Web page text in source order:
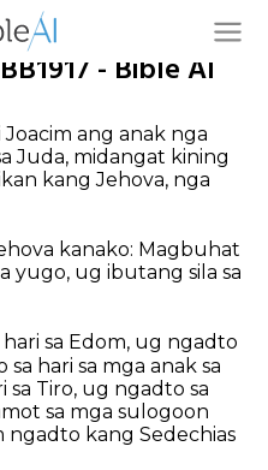
- Bible AI
ang anak nga
Juda, midangat kining
kang Jehova, nga
kanako: Magbuhat
yugo, ug ibutang sila sa
sa Edom, ug ngadto
hari sa mga anak sa
sa Tiro, ug ngadto sa
sa mga sulogoon
ngadto kang Sedechias